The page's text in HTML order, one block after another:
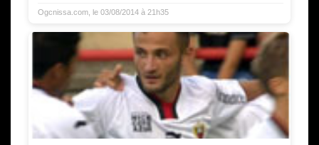
Ogcnissa.com, le 03/08/2014 à 21h35